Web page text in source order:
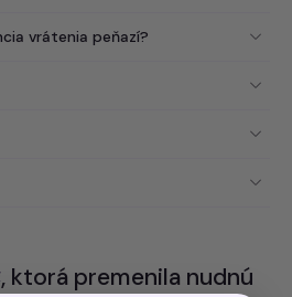
vrátenia peňazí?
, ktorá premenila nudnú